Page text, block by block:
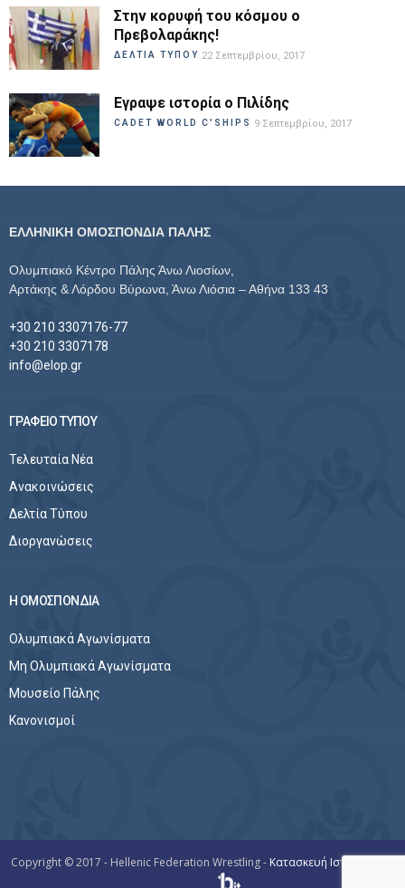
Στην κορυφή του κόσμου ο
Πρεβολαράκης!
ΔΕΛΤΙΑ ΤΥΠΟΥ 22 Σεπτεμβρίου, 2017
Εγραψε ιστορία ο Πιλίδης
CADET WORLD C'SHIPS 9 Σεπτεμβρίου, 2017
ΕΛΛΗΝΙΚΗ ΟΜΟΣΠΟΝΔΙΑ ΠΑΛΗΣ
Ολυμπιακό Κέντρο Πάλης Άνω Λιοσίων,
Αρτάκης & Λόρδου Βύρωνα, Άνω Λιόσια – Αθήνα 133 43
+30 210 3307176-77
+30 210 3307178
info@elop.gr
ΓΡΑΦΕΙΟ ΤΥΠΟΥ
Τελευταία Νέα
Ανακοινώσεις
Δελτία Τύπου
Διοργανώσεις
Η ΟΜΟΣΠΟΝΔΙΑ
Ολυμπιακά Αγωνίσματα
Μη Ολυμπιακά Αγωνίσματα
Μουσείο Πάλης
Κανονισμοί
Copyright © 2017 - Hellenic Federation Wrestling - Κατασκευή Ιστοσελίδων